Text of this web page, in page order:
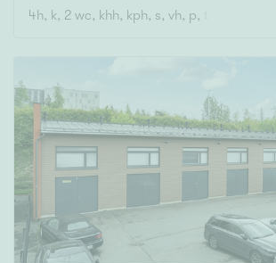
Tyydyttävä
Välttävä
Ominaisuudet
Hissi
Järvi- tai merinäköala
4h, k, 2 wc, khh, kph, s, vh, p, terassi + piha